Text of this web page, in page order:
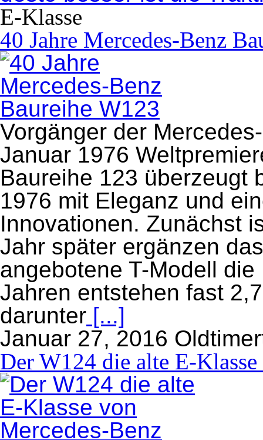
E-Klasse
40 Jahre Mercedes-Benz
Vorgänger der
Januar 1976
Baureihe 123 überzeugt
1976 mit Eleganz und
Innovationen. Zunächst
Jahr später ergänzen
angebotene T-Modell
Jahren entstehen fast
darunter [...]
Januar 27, 2016
Der W124 die alte E-